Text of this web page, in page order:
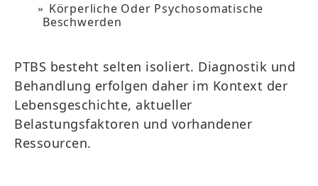
Körperliche Oder Psychosomatische
Beschwerden
PTBS besteht selten isoliert. Diagnostik und
Behandlung erfolgen daher im Kontext der
Lebensgeschichte, aktueller
Belastungsfaktoren und vorhandener
Ressourcen.